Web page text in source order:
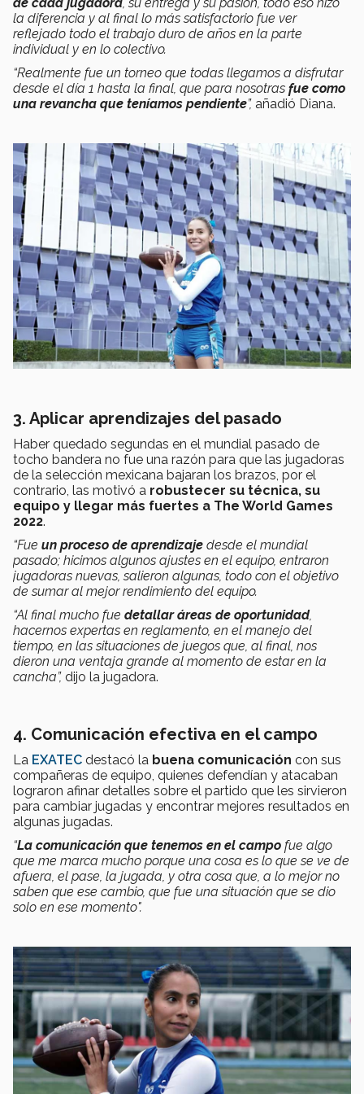
la diferencia y al final lo más satisfactorio fue ver
reflejado todo el trabajo duro de años en la parte
individual y en lo colectivo.
“Realmente fue un torneo que todas llegamos a disfrutar
desde el día 1 hasta la final, que para nosotras fue como
una revancha que teníamos pendiente”, añadió Diana.
3. Aplicar aprendizajes del pasado
Haber quedado segundas en el mundial pasado de
tocho bandera no fue una razón para que las jugadoras
de la selección mexicana bajaran los brazos, por el
contrario, las motivó a robustecer su técnica, su
equipo y llegar más fuertes a The World Games
2022.
“Fue un proceso de aprendizaje desde el mundial
pasado; hicimos algunos ajustes en el equipo, entraron
jugadoras nuevas, salieron algunas, todo con el objetivo
de sumar al mejor rendimiento del equipo.
“Al final mucho fue detallar áreas de oportunidad,
hacernos expertas en reglamento, en el manejo del
tiempo, en las situaciones de juegos que, al final, nos
dieron una ventaja grande al momento de estar en la
cancha”, dijo la jugadora.
4. Comunicación efectiva en el campo
La EXATEC destacó la buena comunicación con sus
compañeras de equipo, quienes defendían y atacaban
lograron afinar detalles sobre el partido que les sirvieron
para cambiar jugadas y encontrar mejores resultados en
algunas jugadas.
“La comunicación que tenemos en el campo fue algo
que me marca mucho porque una cosa es lo que se ve de
afuera, el pase, la jugada, y otra cosa que, a lo mejor no
saben que ese cambio, que fue una situación que se dio
solo en ese momento".